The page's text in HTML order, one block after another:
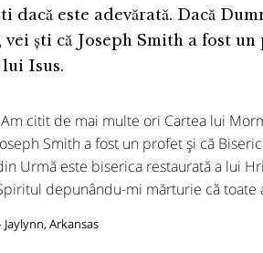
dacă este adevărată. Dacă
vei ști că Joseph Smith a fost
lui Isus.
citit de mai multe ori Cartea lui
Smith a fost un profet și că
Urmă este biserica restaurată a lui
depunându-mi mărturie că toate
Jaylynn, Arkansas